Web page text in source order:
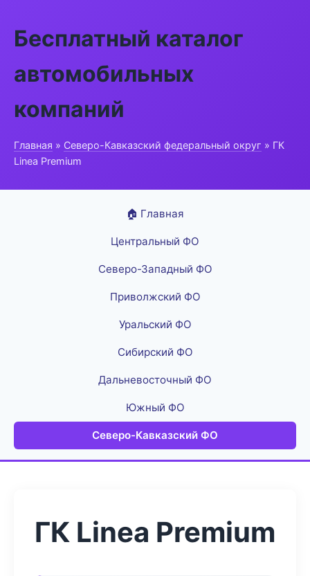
Бесплатный каталог
автомобильных
компаний
Главная » Северо-Кавказский федеральный округ » ГК
Linea Premium
🏠 Главная
Центральный ФО
Северо-Западный ФО
Приволжский ФО
Уральский ФО
Сибирский ФО
Дальневосточный ФО
Южный ФО
Северо-Кавказский ФО
ГК Linea Premium